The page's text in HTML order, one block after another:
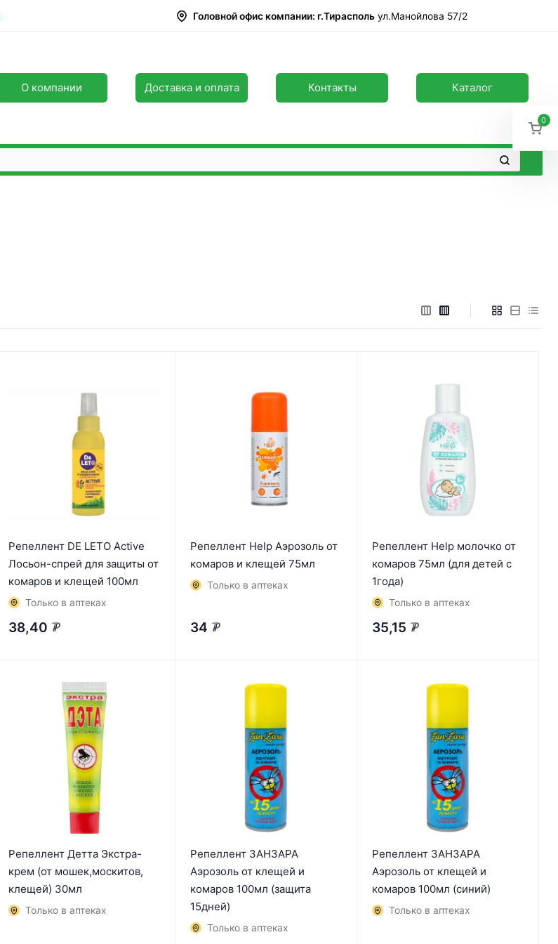
Головной офис компании: г.Тирасполь ул.Манойлова 57/2
О компании Доставка и оплата Контакты Каталог
Репеллент DE LETO Active
Лосьон-спрей для защиты от
комаров и клещей 100мл
Только в аптеках
38,40 ₽
Репеллент Help Аэрозоль от
комаров и клещей 75мл
Только в аптеках
34 ₽
Репеллент Help молочко от
комаров 75мл (для детей с
1года)
Только в аптеках
35,15 ₽
Репеллент Детта Экстра-
крем (от мошек,москитов,
клещей) 30мл
Только в аптеках
Репеллент ЗАНЗАРА
Аэрозоль от клещей и
комаров 100мл (защита
15дней)
Только в аптеках
Репеллент ЗАНЗАРА
Аэрозоль от клещей и
комаров 100мл (синий)
Только в аптеках
0